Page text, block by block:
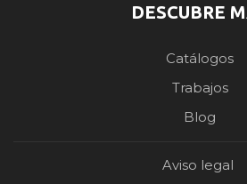
DESCUBRE
Catálogos
Trabajos
Blog
Aviso legal